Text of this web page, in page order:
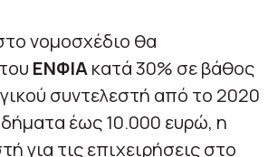
νομοσχέδιο θα
ΕΝΦΙΑκατά 30% σε βάθος
συντελεστή από το 2020
έως 10.000 ευρώ, η
για τις επιχειρήσεις στο